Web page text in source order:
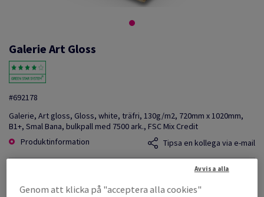
Galerie Art Gloss
#692178
Galerie, Art gloss, Gloss, white, träfri, 130g/m2, 720mm x 1020mm,
B1+, Smal Bana, bulkpall med 7500 ark., FSC Mix Credit
Produktinformation
Tipsa en kollega via e-mail
Genom att klicka på "acceptera alla cookies"
Avvisa alla